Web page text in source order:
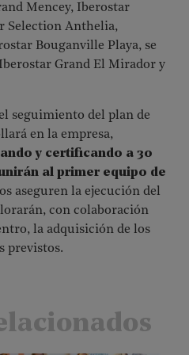
Mencey, Iberostar
Selection Anthelia,
Bouganville Playa, se
Grand El Mirador y
seguimiento del plan de
en la empresa,
y certificando a 30
al primer equipo de
aseguren la ejecución del
con colaboración
la adquisición de los
previstos.